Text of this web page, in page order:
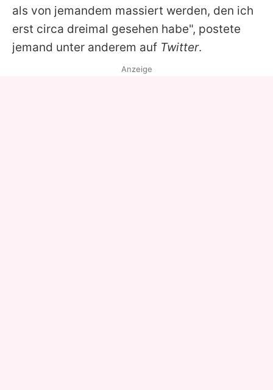
als von jemandem massiert werden, den ich
erst circa dreimal gesehen habe", postete
jemand unter anderem auf Twitter.
Anzeige